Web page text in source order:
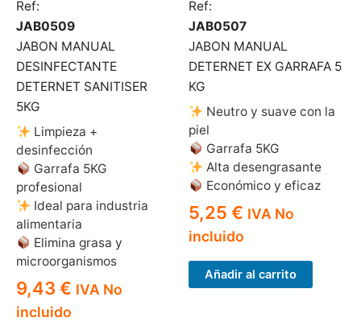
Ref:
JAB0509
JABON MANUAL
DESINFECTANTE
DETERNET SANITISER
5KG
Limpieza +
desinfección
Garrafa 5KG
profesional
Ideal para industria
alimentaria
Elimina grasa y
microorganismos
9,43 € IVA No
incluido
Ref:
JAB0507
JABON MANUAL
DETERNET EX GARRAFA 5
KG
Neutro y suave con la
piel
Garrafa 5KG
Alta desengrasante
Económico y eficaz
5,25 € IVA No
incluido
Añadir al carrito